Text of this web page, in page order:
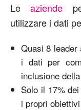
Leaziende
utilizzare i dati
Quasi 8
i dati per
inclusione
Solo il 17%
i propri